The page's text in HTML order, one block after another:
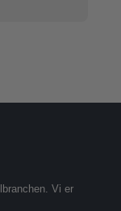
Vi er